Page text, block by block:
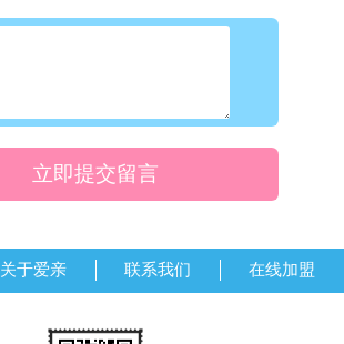
立即提交留言
关于爱亲 联系我们 在线加盟